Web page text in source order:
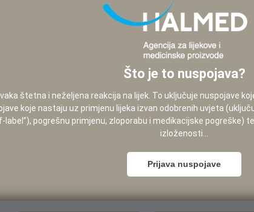
Što je to nuspojava?
štetna i neželjena reakcija na lijek. To uključuje nuspojave
koje nastaju uz primjenu lijeka izvan odobrenih uvjeta
label”), pogrešnu primjenu, zloporabu i medikacijske pogreške)
izloženosti...
Prijava nuspojave